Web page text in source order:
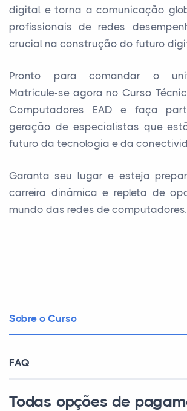
digital e torna a comunicação
profissionais de redes
crucial na construção do futuro
Pronto para comandar o
Matricule-se agora no Curso
Computadores EAD e faça
geração de especialistas que
futuro da tecnologia e da
Garanta seu lugar e esteja
carreira dinâmica e repleta de
mundo das redes de computadores.
Sobre o Curso
FAQ
Todas opções de